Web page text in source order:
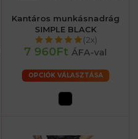
Kantáros munkásnadrág
SIMPLE BLACK
(2x)
7 960Ft ÁFA-val
OPCIÓK VÁLASZTÁSA